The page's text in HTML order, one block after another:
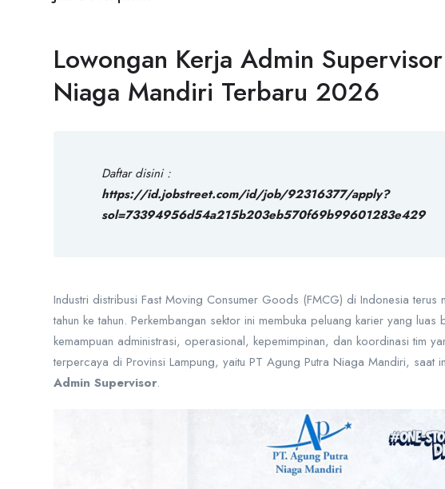
Lowongan Kerja Admin
Niaga Mandiri Terbaru 2026
Daftar disini :
https://id.jobstreet.com/id/job/92316377/apply?
sol=73394956d54a215b203eb570f69b99601283e429
Industri distribusi Fast Moving Consumer Goods (FMCG) di Indonesia terus
tahun ke tahun. Perkembangan sektor ini membuka peluang karier yang
kemampuan administrasi, operasional, kepemimpinan, dan koordinasi tim
terpercaya di Provinsi Lampung, yaitu PT Agung Putra Niaga Mandiri, saat
Admin Supervisor.